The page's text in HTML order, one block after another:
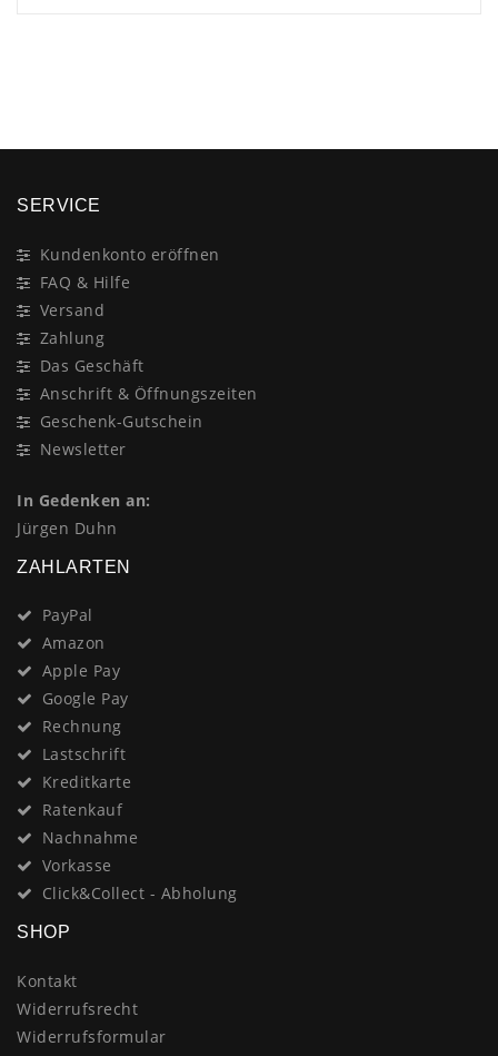
SERVICE
Kundenkonto eröffnen
FAQ & Hilfe
Versand
Zahlung
Das Geschäft
Anschrift & Öffnungszeiten
Geschenk-Gutschein
Newsletter
In Gedenken an:
Jürgen Duhn
ZAHLARTEN
PayPal
Amazon
Apple Pay
Google Pay
Rechnung
Lastschrift
Kreditkarte
Ratenkauf
Nachnahme
Vorkasse
Click&Collect - Abholung
SHOP
Kontakt
Widerrufsrecht
Widerrufsformular